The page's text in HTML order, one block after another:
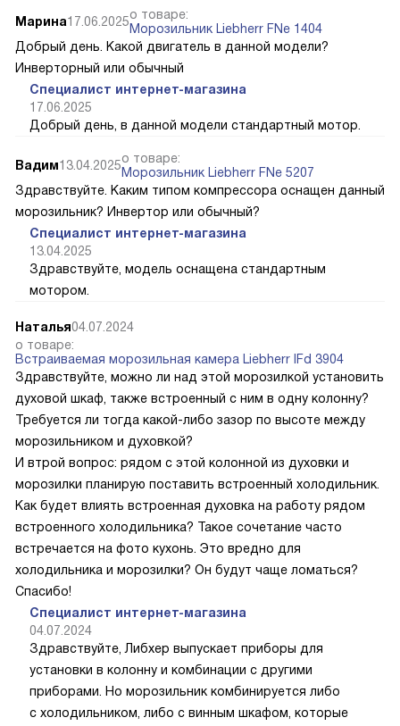
Марина17.06.2025о товаре:
Морозильник Liebherr FNe 1404
Добрый день. Какой двигатель в данной модели?
Инверторный или обычный
Специалист интернет-магазина
17.06.2025
Добрый день, в данной модели стандартный мотор.
Вадим13.04.2025о товаре:
Морозильник Liebherr FNe 5207
Здравствуйте. Каким типом компрессора оснащен данный
морозильник? Инвертор или обычный?
Специалист интернет-магазина
13.04.2025
Здравствуйте, модель оснащена стандартным
мотором.
Наталья04.07.2024
о товаре:
Встраиваемая морозильная камера Liebherr IFd 3904
Здравствуйте, можно ли над этой морозилкой установить
духовой шкаф, также встроенный с ним в одну колонну?
Требуется ли тогда какой-либо зазор по высоте между
морозильником и духовкой?
И втрой вопрос: рядом с этой колонной из духовки и
морозилки планирую поставить встроенный холодильник.
Как будет влиять встроенная духовка на работу рядом
встроенного холодильника? Такое сочетание часто
встречается на фото кухонь. Это вредно для
холодильника и морозилки? Он будут чаще ломаться?
Спасибо!
Специалист интернет-магазина
04.07.2024
Здравствуйте, Либхер выпускает приборы для
установки в колонну и комбинации с другими
приборами. Но морозильник комбинируется либо
с холодильником, либо с винным шкафом, которые